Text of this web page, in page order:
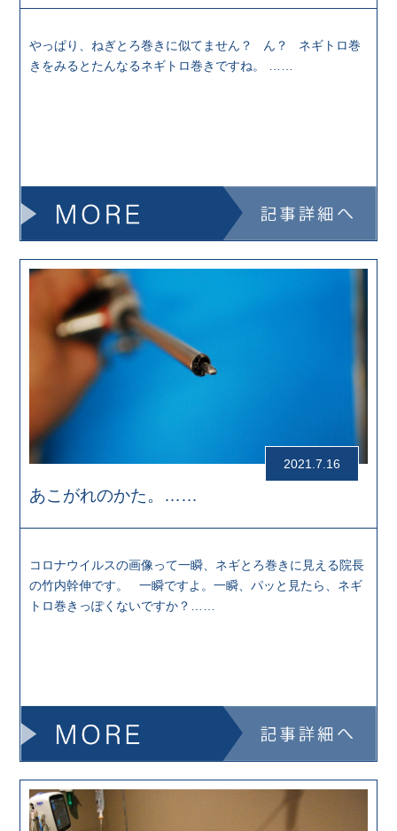
やっぱり、ねぎとろ巻きに似てません？ ん？ ネギトロ巻
きをみるとたんなるネギトロ巻きですね。 ……
2021.7.16
あこがれのかた。……
コロナウイルスの画像って一瞬、ネギとろ巻きに見える院長
の竹内幹伸です。 一瞬ですよ。一瞬、パッと見たら、ネギ
トロ巻きっぽくないですか？……